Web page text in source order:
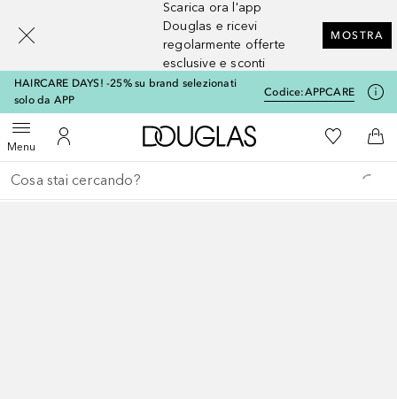
Scarica ora l'app
Douglas e ricevi
regolarmente offerte
esclusive e sconti
MOSTRA
HAIRCARE DAYS! -25% su brand selezionati
solo da APP
Codice:APPCARE
MenuApri menuAl Mio Account
A Douglas HomeAlla Mia
Al
Torna indietro
Esegui ricerca
[navigation.slideout.screenreader]